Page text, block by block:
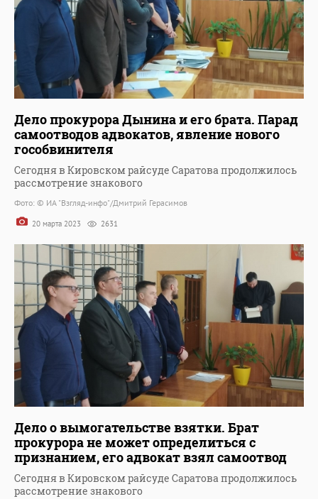
Дело прокурора Дынина и его брата. Парад
самоотводов адвокатов, явление нового
гособвинителя
Сегодня в Кировском райсуде Саратова продолжилось
рассмотрение знакового
Фото: © ИА "Взгляд-инфо"/Дмитрий Герасимов
20 марта 2023 2631
Дело о вымогательстве взятки. Брат
прокурора не может определиться с
признанием, его адвокат взял самоотвод
Сегодня в Кировском райсуде Саратова продолжилось
рассмотрение знакового